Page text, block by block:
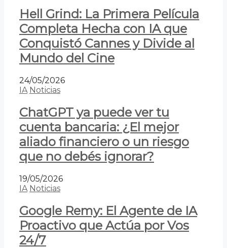
Hell Grind: La Primera Película
Completa Hecha con IA que
Conquistó Cannes y Divide al
Mundo del Cine
24/05/2026
IA Noticias
ChatGPT ya puede ver tu
cuenta bancaria: ¿El mejor
aliado financiero o un riesgo
que no debés ignorar?
19/05/2026
IA Noticias
Google Remy: El Agente de IA
Proactivo que Actúa por Vos
24/7